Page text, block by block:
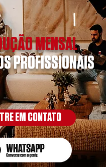
MENSAL
PROFISSIONAIS
EM CONTATO